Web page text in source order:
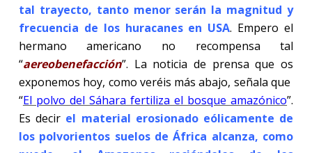
tal trayecto, tanto menor serán la magnitud y
frecuencia de los huracanes en USA. Empero el
hermano americano no recompensa tal
“aereobenefacción”. La noticia de prensa que os
exponemos hoy, como veréis más abajo, señala que
“El polvo del Sáhara fertiliza el bosque amazónico”.
Es decir el material erosionado eólicamente de
los polvorientos suelos de África alcanza, como